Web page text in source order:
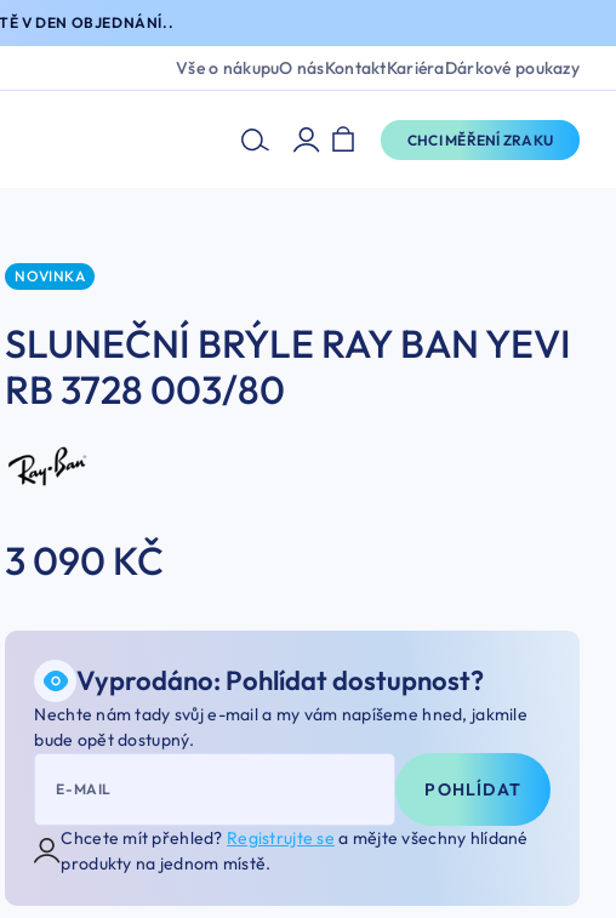
V DEN OBJEDNÁNÍ..
Vše o nákupuO násKontaktKariéraDárkové poukazy
CHCI MĚŘENÍ ZRAKU
NOVINKA
SLUNEČNÍ BRÝLE RAY BAN YEVI
RB 3728 003/80
3 090 KČ
Vyprodáno: Pohlídat dostupnost?
Nechte nám tady svůj e-mail a my vám napíšeme hned, jakmile
bude opět dostupný.
E-MAIL POHLÍDAT
Chcete mít přehled? Registrujte se a mějte všechny hlídané
produkty na jednom místě.